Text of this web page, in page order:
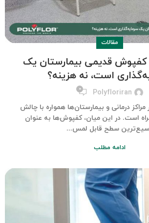
مقالات
قدیمی بیمارستان یک
است، نه هزینه؟
Polyfloriran ۰
درمانی و بیمارستان‌ها همواره با چالش
است. در این میان، کفپوش‌ها به عنوان
سطح قابل لمس...
ادامه مطلب